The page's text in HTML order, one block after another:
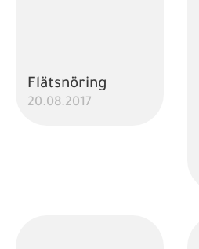
Flätsnöring
20.08.2017